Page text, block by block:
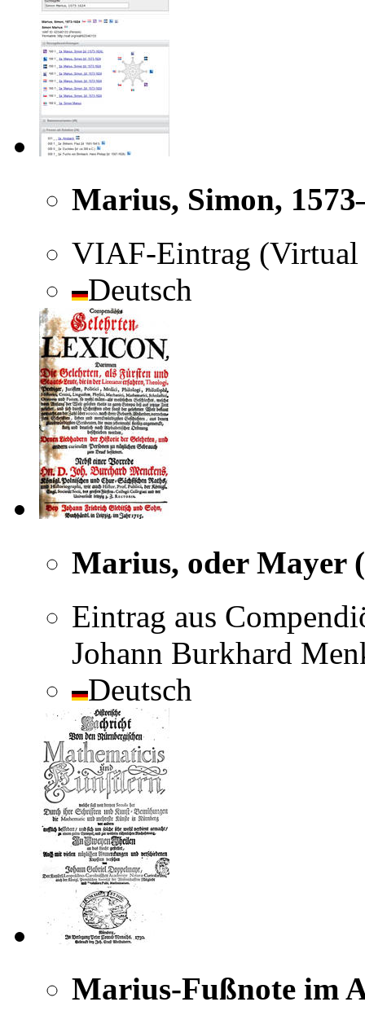
Marius, Simon,
VIAF-Eintrag
Deutsch
Marius, oder Mayer
Eintrag aus
Johann Burkhard
Deutsch
Marius-Fußnote im